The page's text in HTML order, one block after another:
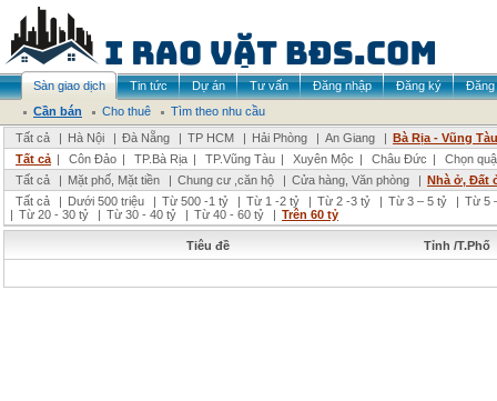
Sàn giao dịch Tin tức Dự án Tư vấn Đăng nhập Đăng ký
Đăng
Cần bán
Cho thuê
Tìm theo nhu cầu
Tất cả
| Hà Nội | Đà Nẵng | TP HCM | Hải Phòng | An Giang | Bà Rịa - Vũng Tàu
Tất cả | Côn Đảo | TP.Bà Rịa | TP.Vũng Tàu | Xuyên Mộc | Châu Đức |
Chọn
Tất cả
| Mặt phố, Mặt tiền | Chung cư ,căn hộ | Cửa hàng, Văn phòng | Nhà ở, Đất
Tất cả
| Dưới 500 triệu | Từ 500 -1 tỷ | Từ 1 -2 tỷ | Từ 2 -3 tỷ | Từ 3 – 5 tỷ | Từ 5
| Từ 20 - 30 tỷ | Từ 30 - 40 tỷ | Từ 40 - 60 tỷ | Trên 60 tỷ
Tiêu đề Tỉnh /T.Phố